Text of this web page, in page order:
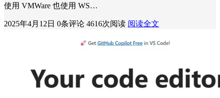
使用 VMWare 也使用 WS…
2025年4月12日 0条评论 4616次阅读 阅读全文